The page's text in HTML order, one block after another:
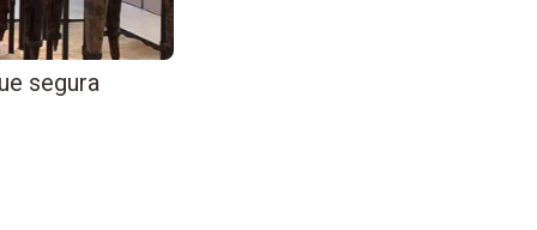
segura